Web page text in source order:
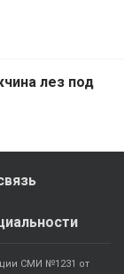
лез под
СМИ №1231 от